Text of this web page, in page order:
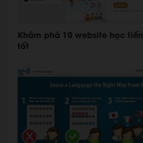
Khám phá 10 website học
tốt